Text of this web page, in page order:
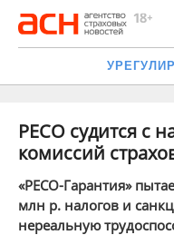
РЕСО судится с
комиссий
«РЕСО-Гарантия»
млн р. налогов и
нереальную